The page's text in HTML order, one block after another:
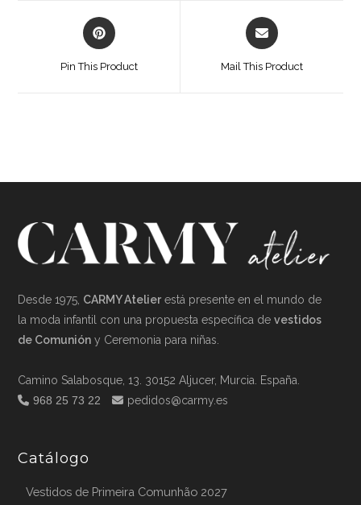
Opens
in
new
Pin This Product
Opens
in
new
Mail This Product
Desde 1975, CARMY Atelier está presente en el mundo de
la moda infantil con una propuesta específica devestidos
de Comunión y Ceremonia para niñas.
Camino Salabosque, 13. 30152 Aljucer, Murcia. España.
968 25 73 22
pedidos@carmy.es
Catálogo
Vestidos de Primeira Comunhão 2027